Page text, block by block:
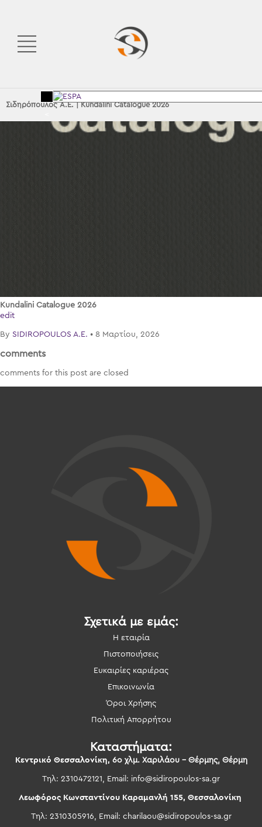
Σιδηρόπουλος Α.Ε.|Kundalini Catalogue 2026
Kundalini Catalogue 2026
edit
By SIDIROPOULOS A.E. • 8 Μαρτίου, 2026
comments
comments for this post are closed
Σχετικά με εμάς:
Η εταιρία
Πιστοποιήσεις
Ευκαιρίες καριέρας
Επικοινωνία
Όροι Χρήσης
Πολιτική Απορρήτου
Καταστήματα:
Κεντρικό Θεσσαλονίκη, 6ο χλμ. Χαριλάου – Θέρμης, Θέρμη
Τηλ: 2310472121, Email: info@sidiropoulos-sa.gr
Λεωφόρος Κωνσταντίνου Καραμανλή 155, Θεσσαλονίκη
Τηλ: 2310305916, Email: charilaou@sidiropoulos-sa.gr